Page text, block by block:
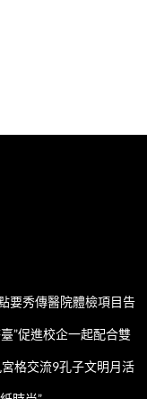
要秀傳醫院體檢項目告
”促進校企一起配合雙
格交流9孔子文明月活